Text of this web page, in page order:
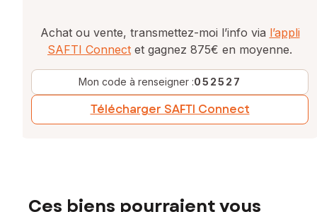
Achat ou vente, transmettez-moi l’info via l’appli
SAFTI Connect et gagnez 875€ en moyenne.
Mon code à renseigner :052527
Télécharger SAFTI Connect
Ces biens pourraient vous